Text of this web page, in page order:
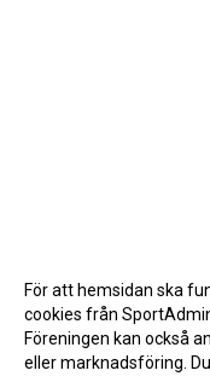
För att hemsidan ska
cookies från
Föreningen kan också
eller marknadsföring.